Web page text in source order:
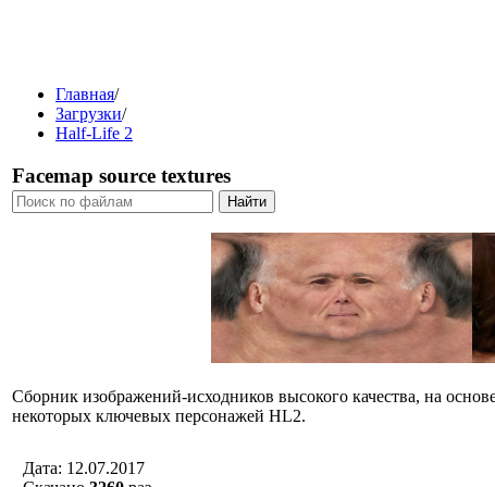
Главная/
Загрузки/
Half-Life 2
Facemap source textures
Сборник изображений-исходников высокого качества, на
некоторых ключевых персонажей HL2.
Дата: 12.07.2017